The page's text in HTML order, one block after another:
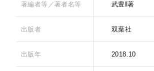
著編者等／著者名等 武豊‖著
出版者 双葉社
出版年 2018.10